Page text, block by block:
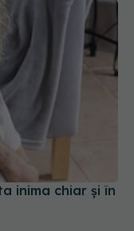
inima chiar și în